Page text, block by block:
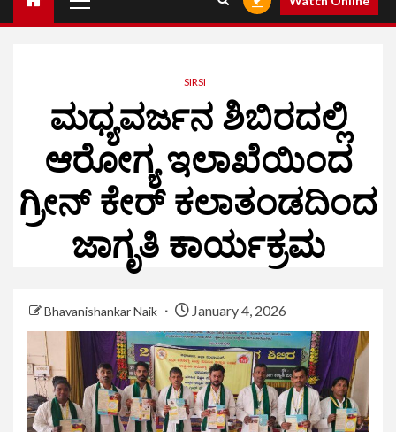
SIRSI
ಮಧ್ಯವರ್ಜನ ಶಿಬಿರದಲ್ಲಿ
ಆರೋಗ್ಯ ಇಲಾಖೆಯಿಂದ
ಗ್ರೀನ್ ಕೇರ್ ಕಲಾತಂಡದಿಂದ
ಜಾಗೃತಿ ಕಾರ್ಯಕ್ರಮ
Bhavanishankar Naik January 4, 2026